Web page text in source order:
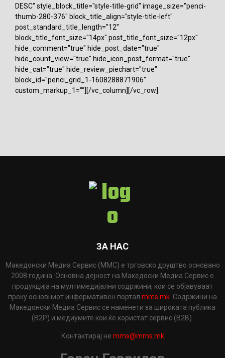
DESC" style_block_title="style-title-grid" image_size="penci-
thumb-280-376" block_title_align="style-title-left"
post_standard_title_length="12"
block_title_font_size="14px" post_title_font_size="12px"
hide_comment="true" hide_post_date="true"
hide_count_view="true" hide_icon_post_format="true"
hide_cat="true" hide_review_piechart="true"
block_id="penci_grid_1-1608288871906"
custom_markup_1=""][/vc_column][/vc_row]
ЗА НАС
Македонски Медиа Сервис (ММС) е трговско друштво основано
2008 година. Основна дејност на Македоски Медиа Сервис е
продукција на мултимедијални содржини, кои се објавуваат
преку основниот информативен портал mms.mk . Содржини на
Македонски Медиа Сервис се наменети за широката публика
(B2P) и медиумите кои ќе користат сервис (B2B).
Контактирај не mms@mms.mk